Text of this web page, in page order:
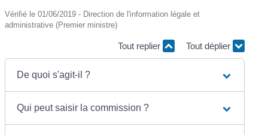
Vérifié le 01/06/2019 - Direction de l'information légale et
administrative (Premier ministre)
Tout replier Tout déplier
De quoi s'agit-il ?
Qui peut saisir la commission ?